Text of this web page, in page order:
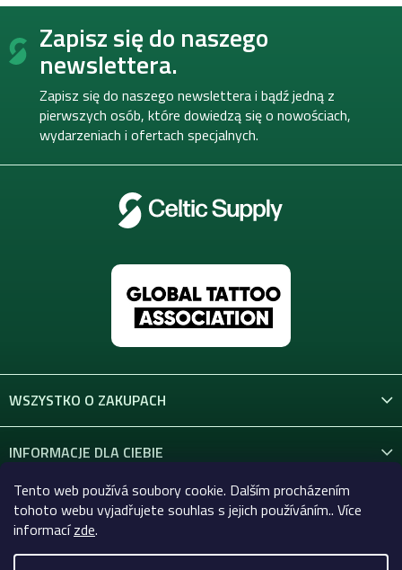
Tento web používá soubory cookie. Dalším procházením
tohoto webu vyjadřujete souhlas s jejich používáním.. Více
informacízde.
S
Zapisz się do naszego
newslettera.
Zapisz się do naszego newslettera i bądź jedną z
pierwszych osób, które dowiedzą się o nowościach,
wydarzeniach i ofertach specjalnych.
WSZYSTKO O ZAKUPACH
INFORMACJE DLA CIEBIE
KONTAKT